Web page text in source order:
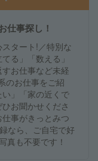
仕事探し！
タート!／特別な
る」「数える」
お仕事など未経
のお仕事をご紹
」「家の近くで
お聞かせくださ
事がきっとみつ
なら、ご自宅で好
真も不要です！